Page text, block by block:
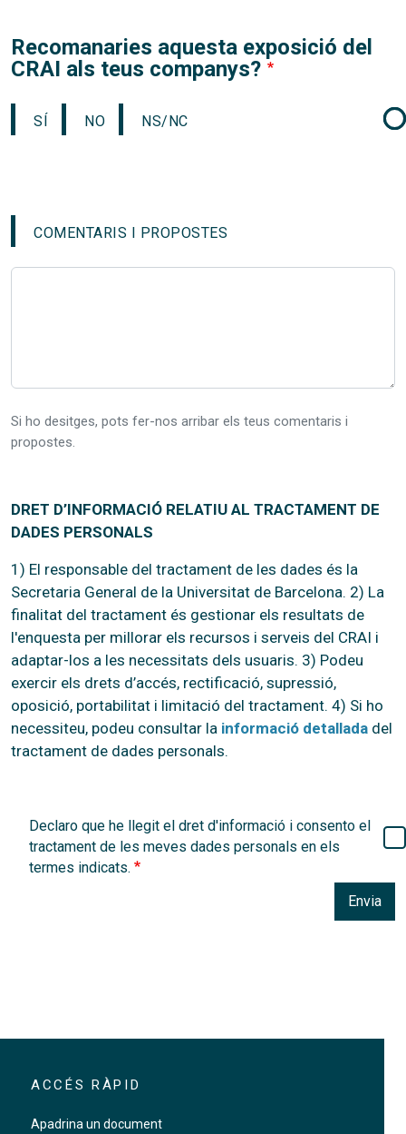
Recomanaries aquesta exposició del
CRAI als teus companys?
SÍ NO NS/NC
COMENTARIS I PROPOSTES
Si ho desitges, pots fer-nos arribar els teus comentaris i
propostes.
DRET D’INFORMACIÓ RELATIU AL TRACTAMENT DE
DADES PERSONALS
1) El responsable del tractament de les dades és la
Secretaria General de la Universitat de Barcelona. 2) La
finalitat del tractament és gestionar els resultats de
l'enquesta per millorar els recursos i serveis del CRAI i
adaptar-los a les necessitats dels usuaris. 3) Podeu
exercir els drets d’accés, rectificació, supressió,
oposició, portabilitat i limitació del tractament. 4) Si ho
necessiteu, podeu consultar la informació detallada del
tractament de dades personals.
Declaro que he llegit el dret d'informació i consento el
tractament de les meves dades personals en els
termes indicats.
Envia
ACCÉS RÀPID
Apadrina un document